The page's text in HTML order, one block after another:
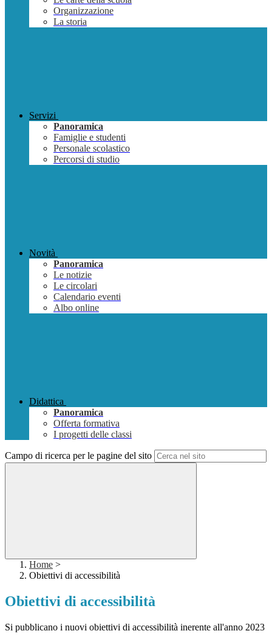
Organizzazione
La storia
Servizi
Panoramica
Famiglie e studenti
Personale scolastico
Percorsi di studio
Novità
Panoramica
Le notizie
Le circolari
Calendario eventi
Albo online
Didattica
Panoramica
Offerta formativa
I progetti delle classi
Campo di ricerca per le pagine del sito
Home >
Obiettivi di accessibilità
Obiettivi di accessibilità
Si pubblicano i nuovi obiettivi di accessibilità inerente all'anno 2023